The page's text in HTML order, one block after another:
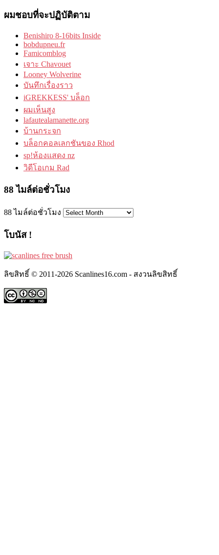
ผมชอบที่จะปฏิบัติตาม
Benishiro 8-16bits Inside
bobdupneu.fr
Famicomblog
เจาะ Chavouet
Looney Wolverine
บันทึกเรื่องราว
iGREKKESS' บล็อก
ผมเห็นสูง
lafautealamanette.org
บ้านกระจก
บล็อกคอลเลกชันของ Rhod
sp!ห้องแสดง nz
วิดีโอเกม Rad
88 ไมล์ต่อชั่วโมง
88 ไมล์ต่อชั่วโมง
โบนัส !
ลิขสิทธิ์ © 2011-2026 Scanlines16.com - สงวนลิขสิทธิ์